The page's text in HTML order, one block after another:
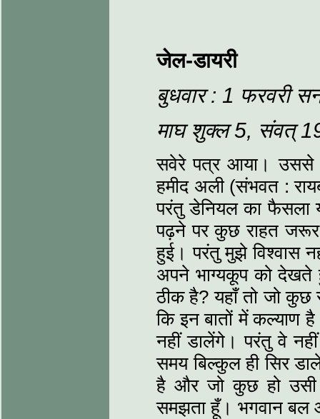
जेल-डायरी
बुधवार : 1 फरवरी
माघ शुक्‍ल 5, संवत्
सवेरे पत्र आया। उससे
हमीद अली (संभवत :
परंतु डेनियल का फैसला
पढ़ने पर कुछ राहत
हुई। परंतु मुझे विश्‍वास
अपने भाग्‍यकूप को देखते
ठीक है? यहाँ तो जो कुछ
कि इन बातों में कल्‍याण है
नहीं डालेंगे। परंतु वे
समय बिल्‍कुल ही सिर
है और जो कुछ हो
समझता हूँ। भगवान बल